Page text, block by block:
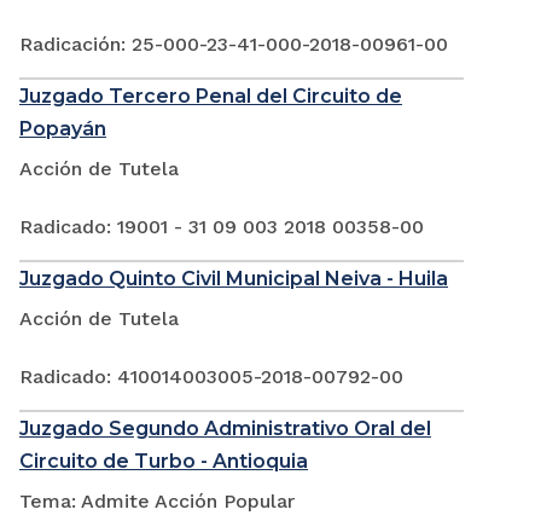
Radicación: 25-000-23-41-000-2018-00961-00
Juzgado Tercero Penal del Circuito de
Popayán
Acción de Tutela
Radicado: 19001 - 31 09 003 2018 00358-00
Juzgado Quinto Civil Municipal Neiva - Huila
Acción de Tutela
Radicado: 410014003005-2018-00792-00
Juzgado Segundo Administrativo Oral del
Circuito de Turbo - Antioquia
Tema: Admite Acción Popular